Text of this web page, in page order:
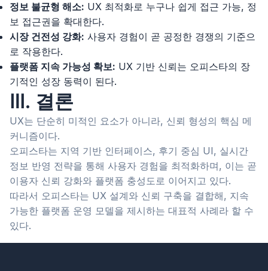
정보 불균형 해소: UX 최적화로 누구나 쉽게 접근 가능, 정
보 접근권을 확대한다.
시장 건전성 강화: 사용자 경험이 곧 공정한 경쟁의 기준으
로 작용한다.
플랫폼 지속 가능성 확보: UX 기반 신뢰는 오피스타의 장
기적인 성장 동력이 된다.
Ⅲ. 결론
UX는 단순히 미적인 요소가 아니라, 신뢰 형성의 핵심 메
커니즘이다.
오피스타는 지역 기반 인터페이스, 후기 중심 UI, 실시간
정보 반영 전략을 통해 사용자 경험을 최적화하며, 이는 곧
이용자 신뢰 강화와 플랫폼 충성도로 이어지고 있다.
따라서 오피스타는 UX 설계와 신뢰 구축을 결합해, 지속
가능한 플랫폼 운영 모델을 제시하는 대표적 사례라 할 수
있다.